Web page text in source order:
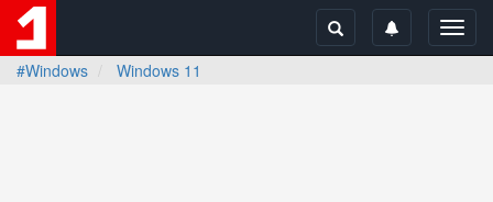
#Windows
Windows 11